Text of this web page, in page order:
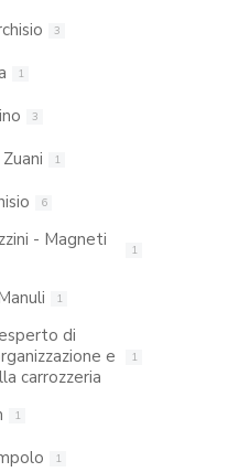
3
1
3
1
6
- Magneti
1
1
di
e
carrozzeria
1
1
1